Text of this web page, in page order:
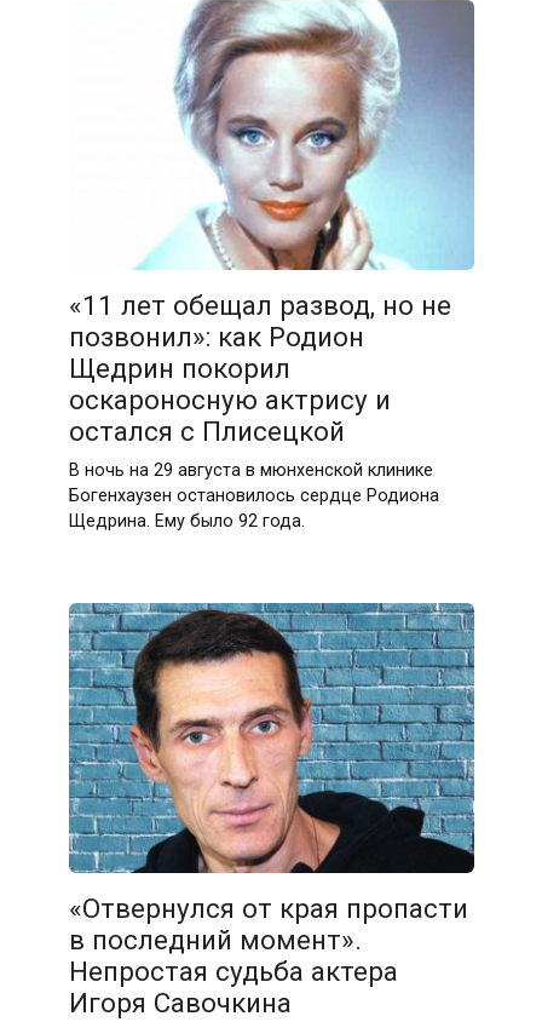
«11 лет обещал развод, но не
позвонил»: как Родион
Щедрин покорил
оскароносную актрису и
остался с Плисецкой
В ночь на 29 августа в мюнхенской клинике
Богенхаузен остановилось сердце Родиона
Щедрина. Ему было 92 года.
«Отвернулся от края пропасти
в последний момент».
Непростая судьба актера
Игоря Савочкина